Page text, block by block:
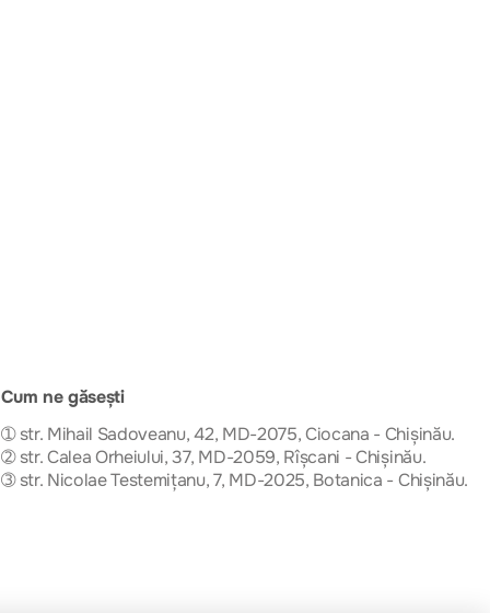
Cum ne găsești
➀ str. Mihail Sadoveanu, 42, MD-2075, Ciocana - Chișinău.
➁ str. Calea Orheiului, 37, MD-2059, Rîșcani - Chișinău.
➂ str. Nicolae Testemițanu, 7, MD-2025, Botanica - Chișinău.